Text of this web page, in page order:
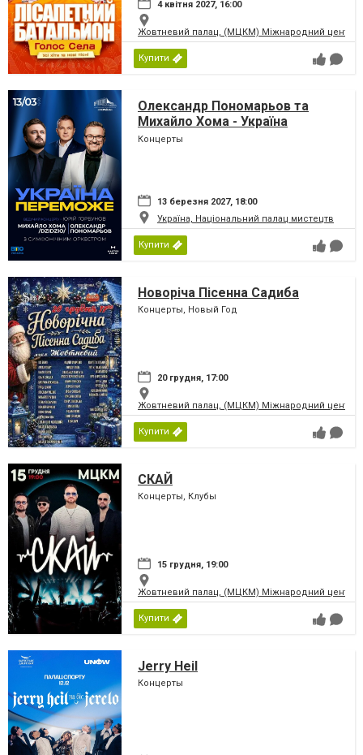
4 квітня 2027, 16:00
Жовтневий палац, (МЦКМ) Міжнародний центр
Купити
Олександр Пономарьов та
Михайло Хома - Україна
Переможе!
Концерты
13 березня 2027, 18:00
Україна, Національний палац мистецтв
Купити
Новоріча Пісенна Садиба
Концерты, Новый Год
20 грудня, 17:00
Жовтневий палац, (МЦКМ) Міжнародний центр
Купити
СКАЙ
Концерты, Клубы
15 грудня, 19:00
Жовтневий палац, (МЦКМ) Міжнародний центр
Купити
Jerry Heil
Концерты